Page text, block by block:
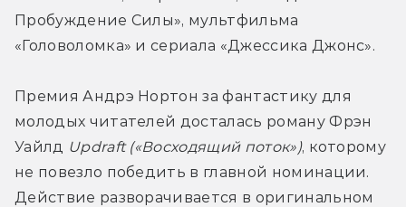
Пробуждение Силы», мультфильма
«Головоломка» и сериала «Джессика Джонс».
Премия Андрэ Нортон за фантастику для
молодых читателей досталась роману Фрэн
Уайлд Updraft («Восходящий поток»), которому
не повезло победить в главной номинации.
Действие разворачивается в оригинальном